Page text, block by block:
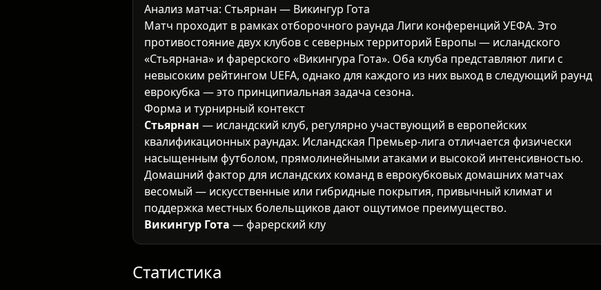
Анализ матча: Стьярнан — Викингур Гота
Матч проходит в рамках отборочного раунда Лиги конференций УЕФА. Это
противостояние двух клубов с северных территорий Европы — исландского
«Стьярнана» и фарерского «Викингура Гота». Оба клуба представляют лиги с
невысоким рейтингом UEFA, однако для каждого из них выход в следующий раунд
еврокубка — это принципиальная задача сезона.
Форма и турнирный контекст
Стьярнан — исландский клуб, регулярно участвующий в европейских
квалификационных раундах. Исландская Премьер-лига отличается физически
насыщенным футболом, прямолинейными атаками и высокой интенсивностью.
Домашний фактор для исландских команд в еврокубковых домашних матчах
весомый — искусственные или гибридные покрытия, привычный климат и
поддержка местных болельщиков дают ощутимое преимущество.
Викингур Гота — фарерский клуб, один из сильнейших на Фарерских островах.
Фарерские команды традиционно организованы тактически, играют компактно от